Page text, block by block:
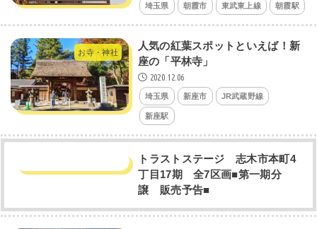
埼玉県 朝霞市 東武東上線 朝霞駅
お寺・神社
人気の紅葉スポットといえば！新
座の「平林寺」
2020.12.06
埼玉県 新座市 JR武蔵野線
新座駅
トラストステージ 志木市本町4
丁目17期 全7区画■第一期分
譲 販売予告■